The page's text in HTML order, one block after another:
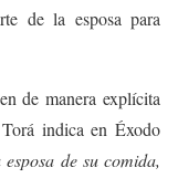
de la esposa para
de manera explícita
indica en Éxodo
de su comida,